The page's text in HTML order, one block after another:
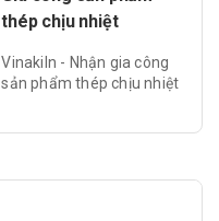
thép chịu nhiệt
Vinakiln - Nhận gia công
sản phẩm thép chịu nhiệt